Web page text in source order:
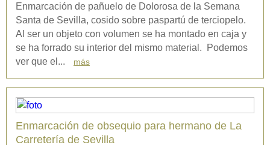
Enmarcación de pañuelo de Dolorosa de la Semana
Santa de Sevilla, cosido sobre paspartú de terciopelo.
Al ser un objeto con volumen se ha montado en caja y
se ha forrado su interior del mismo material. Podemos
ver que el...
más
Enmarcación de obsequio para hermano de La
Carretería de Sevilla